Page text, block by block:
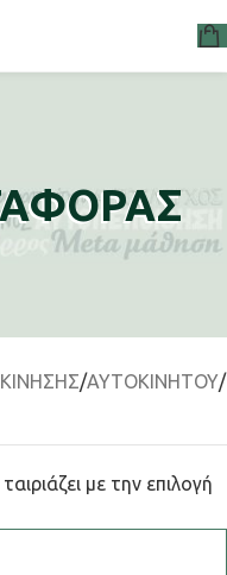
/ΑΥΤΟΚΙΝΗΤΟΥ/
με την επιλογή